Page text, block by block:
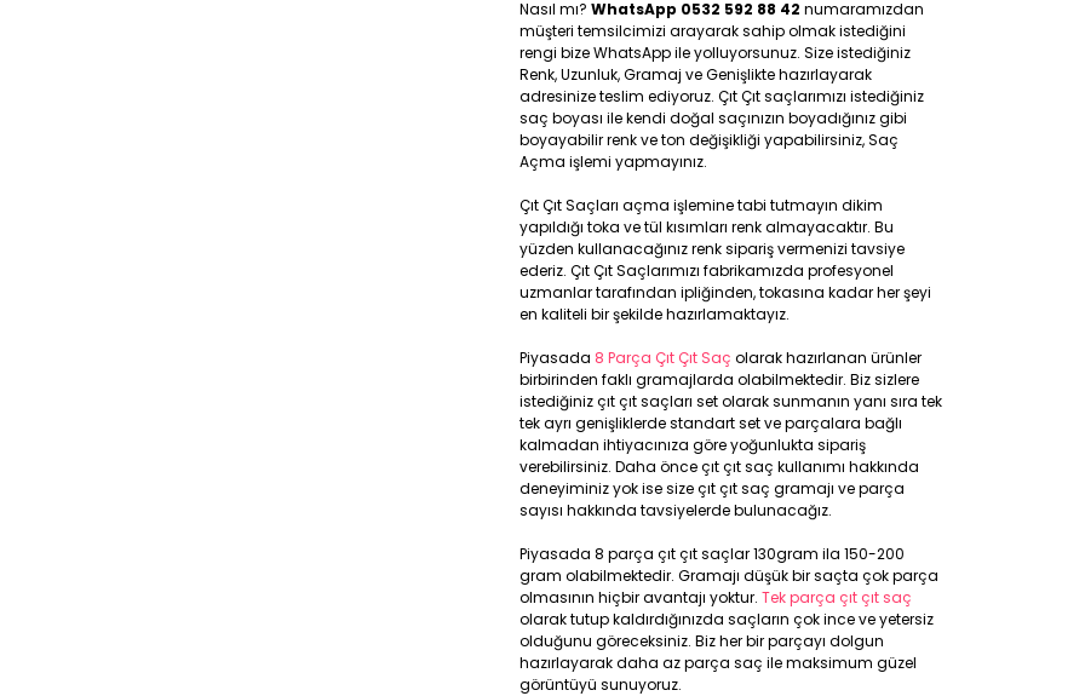
Nasıl mı? WhatsApp 0532 592 88 42 numaramızdan
müşteri temsilcimizi arayarak sahip olmak istediğini
rengi bize WhatsApp ile yolluyorsunuz. Size istediğiniz
Renk, Uzunluk, Gramaj ve Genişlikte hazırlayarak
adresinize teslim ediyoruz. Çıt Çıt saçlarımızı istediğiniz
saç boyası ile kendi doğal saçınızın boyadığınız gibi
boyayabilir renk ve ton değişikliği yapabilirsiniz, Saç
Açma işlemi yapmayınız.
Çıt Çıt Saçları açma işlemine tabi tutmayın dikim
yapıldığı toka ve tül kısımları renk almayacaktır. Bu
yüzden kullanacağınız renk sipariş vermenizi tavsiye
ederiz. Çıt Çıt Saçlarımızı fabrikamızda profesyonel
uzmanlar tarafından ipliğinden, tokasına kadar her şeyi
en kaliteli bir şekilde hazırlamaktayız.
Piyasada 8 Parça Çıt Çıt Saç olarak hazırlanan ürünler
birbirinden faklı gramajlarda olabilmektedir. Biz sizlere
istediğiniz çıt çıt saçları set olarak sunmanın yanı sıra tek
tek ayrı genişliklerde standart set ve parçalara bağlı
kalmadan ihtiyacınıza göre yoğunlukta sipariş
verebilirsiniz. Daha önce çıt çıt saç kullanımı hakkında
deneyiminiz yok ise size çıt çıt saç gramajı ve parça
sayısı hakkında tavsiyelerde bulunacağız.
Piyasada 8 parça çıt çıt saçlar 130gram ila 150-200
gram olabilmektedir. Gramajı düşük bir saçta çok parça
olmasının hiçbir avantajı yoktur. Tek parça çıt çıt saç
olarak tutup kaldırdığınızda saçların çok ince ve yetersiz
olduğunu göreceksiniz. Biz her bir parçayı dolgun
hazırlayarak daha az parça saç ile maksimum güzel
görüntüyü sunuyoruz.